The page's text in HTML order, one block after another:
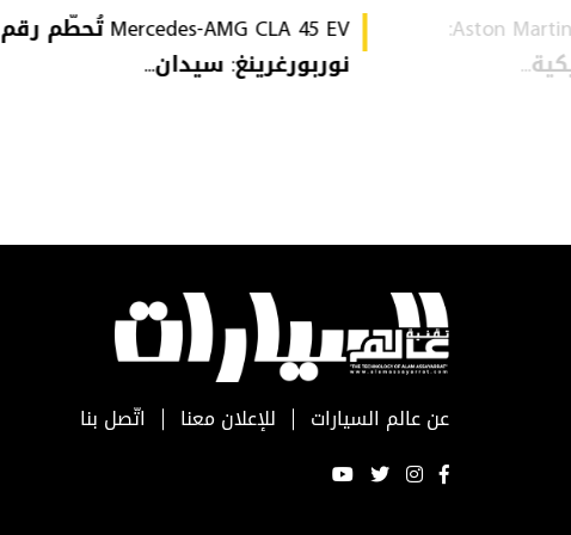
Aston Martin Heritage Collection:
Mercedes-AMG CLA 45 EV تُحطّم رقم
نوربورغرينغ: سيدان...
عن عالم السيارات للإعلان معنا اتّصل بنا